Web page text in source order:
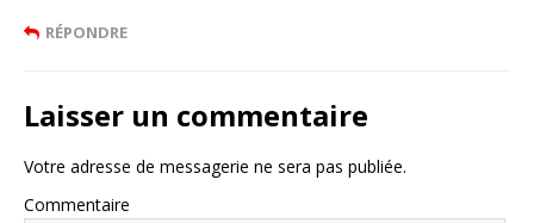
RÉPONDRE
Laisser un commentaire
Votre adresse de messagerie ne sera pas publiée.
Commentaire